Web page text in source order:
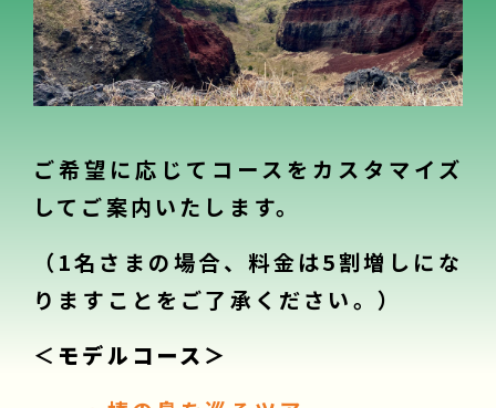
ご希望に応じてコースをカスタマイズ
してご案内いたします。
（1名さまの場合、料金は5割増しにな
りますことをご了承ください。）
＜ モデルコース＞